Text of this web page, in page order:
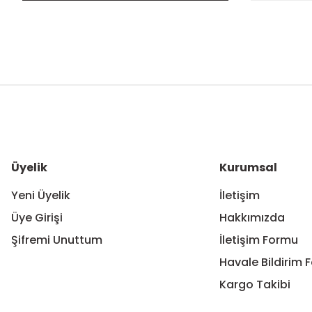
Ürün bilgilerinde hatalar bulunuyor.
Üyelik
Yeni Üyelik
Üye Girişi
Şifremi Unuttum
Kurumsal
İletişim
Hakkımızda
İletişim Formu
Havale Bildirim
Kargo Takibi